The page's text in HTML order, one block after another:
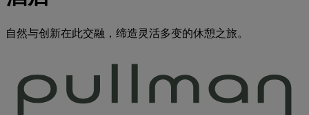
自然与创新在此交融，缔造灵活多变的休憩之旅。